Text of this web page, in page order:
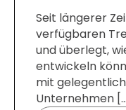
Seit längerer
verfügbaren
und überlegt,
entwickeln
mit
Unternehmen